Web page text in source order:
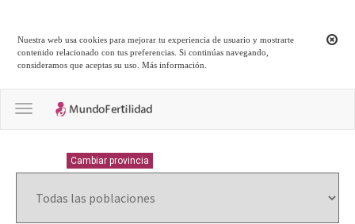
Nuestra web usa cookies para mejorar tu experiencia de usuario y mostrarte
contenido relacionado con tus preferencias. Si continúas navegando,
consideramos que aceptas su uso.Más información
Toggle navigation
Cambiar provincia